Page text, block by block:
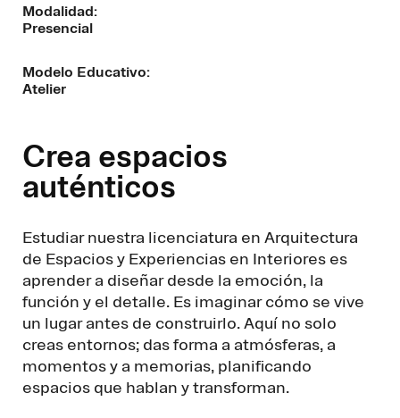
Modalidad:
Presencial
Modelo Educativo:
Atelier
Crea espacios
auténticos
Estudiar nuestra licenciatura en Arquitectura
de Espacios y Experiencias en Interiores es
aprender a diseñar desde la emoción, la
función y el detalle. Es imaginar cómo se vive
un lugar antes de construirlo. Aquí no solo
creas entornos; das forma a atmósferas, a
momentos y a memorias, planificando
espacios que hablan y transforman.